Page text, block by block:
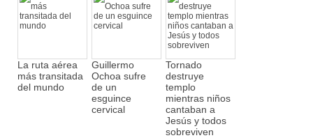
La ruta aérea
más transitada
del mundo
Guillermo
Ochoa sufre
de un
esguince
cervical
Tornado
destruye
templo
mientras niños
cantaban a
Jesús y todos
sobreviven